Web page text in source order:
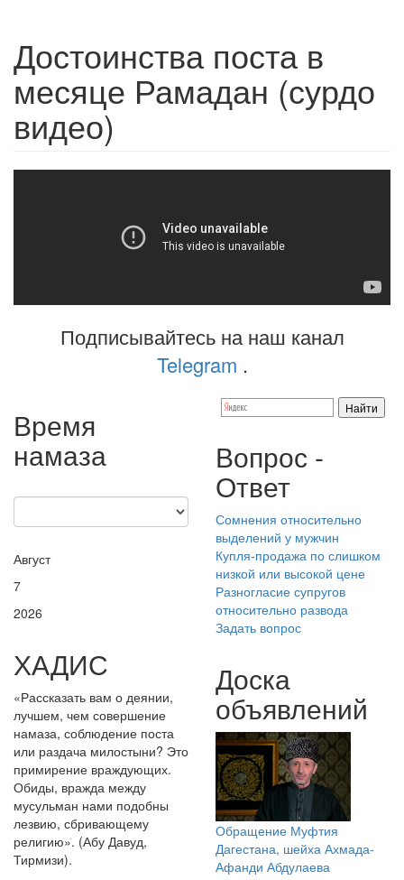
Достоинства поста в
месяце Рамадан (сурдо
видео)
Подписывайтесь на наш канал
Telegram .
Время
намаза
Август
7
2026
ХАДИС
«Рассказать вам о деянии,
лучшем, чем совершение
намаза, соблюдение поста
или раздача милостыни? Это
примирение враждующих.
Обиды, вражда между
мусульман нами подобны
лезвию, сбривающему
религию». (Абу Давуд,
Тирмизи).
Вопрос -
Ответ
Сомнения относительно
выделений у мужчин
Купля-продажа по слишком
низкой или высокой цене
Разногласие супругов
относительно развода
Задать вопрос
Доска
объявлений
Обращение Муфтия
Дагестана, шейха Ахмада-
Афанди Абдулаева